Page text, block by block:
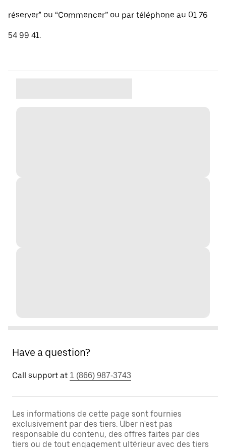
réserver" ou “Commencer” ou par téléphone au 01 76
54 99 41.
Have a question?
Call support at 1 (866) 987-3743
Les informations de cette page sont fournies
exclusivement par des tiers. Uber n'est pas
responsable du contenu, des offres faites par des
tiers ou de tout engagement ultérieur avec des tiers